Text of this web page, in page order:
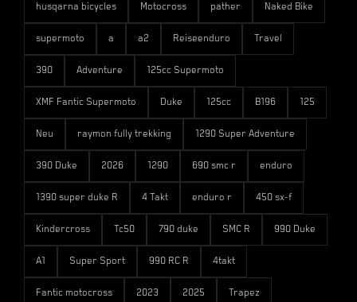
husqarna bicycles Motocross pather Naked Bike
supermoto a a2 Reiseenduro Travel
390 Adventure 125cc Supermoto
XMF Fantic Supermoto Duke 125cc B196 125
Neu raymon fully trekking 1290 Super Adventure
390 Duke 2026 1290 690 smc r enduro
1390 super duke R 4 Takt enduro r 450 sx-f
Kindercross Tc50 790 duke SMC R 990 Duke
A1 Super Sport 990 RC R 4takt
Fantic motocross 2023 2025 Trapez